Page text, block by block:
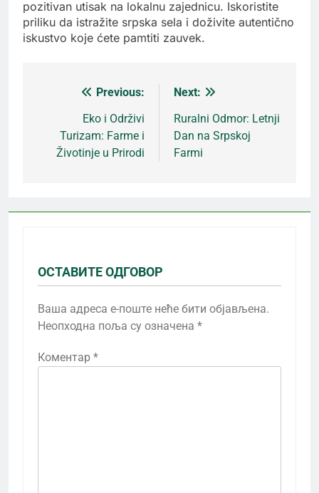
pozitivan utisak na lokalnu zajednicu. Iskoristite
priliku da istražite srpska sela i doživite autentično
iskustvo koje ćete pamtiti zauvek.
Кретање
чланка
Previous:
Eko i Održivi
Turizam: Farme i
Životinje u Prirodi
Next:
Ruralni Odmor: Letnji
Dan na Srpskoj
Farmi
ОСТАВИТЕ ОДГОВОР
Ваша адреса е-поште неће бити објављена.
Неопходна поља су означена *
Коментар *